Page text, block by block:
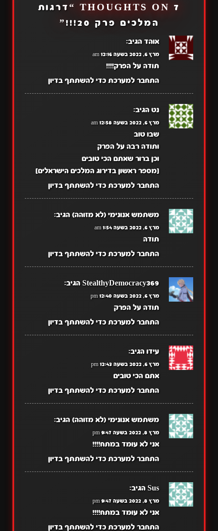
7 THOUGHTS ON “
דרגות
המלכים פרק 20!!!
”
אוהד הגיב:
מרץ 6, 2022 בשעה 12:16 am
תודה על הפרק!!!!
התחבר למערכת כדי להשתתף בדיון
נט הגיב:
מרץ 6, 2022 בשעה 12:58 am
שבו טוב
ותודה רבה על הפרק
וכן ברור שאתם הכי טובים
[מספר ראשון בדירוג המלכים הישראלים]
התחבר למערכת כדי להשתתף בדיון
משתמש אנונימי (לא מזוהה) הגיב:
מרץ 6, 2022 בשעה 1:54 am
תודה
התחבר למערכת כדי להשתתף בדיון
StealthyDemocracy369 הגיב:
מרץ 6, 2022 בשעה 12:40 pm
תודה על הפרק
התחבר למערכת כדי להשתתף בדיון
עידו הגיב:
מרץ 6, 2022 בשעה 12:43 pm
אתם הכי טובים
התחבר למערכת כדי להשתתף בדיון
משתמש אנונימי (לא מזוהה) הגיב:
מרץ 8, 2022 בשעה 9:47 pm
אני לא עומד במתח!!!!
התחבר למערכת כדי להשתתף בדיון
Sus הגיב:
מרץ 8, 2022 בשעה 9:47 pm
אני לא עומד במתח!!!!
התחבר למערכת כדי להשתתף בדיון